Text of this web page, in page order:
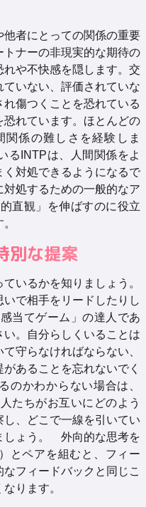
者にとっての関係の重要
ナーの非現実的な期待の
や不快感を隠します。交
いない、評価されていな
傷つくことを恐れている
れています。ほとんどの
関係の難しさを経験しま
るINTPは、人間関係をよ
く対処できるようになるで
処するための一般的なア
直観」を伸ばすのに役立
別な提案
いるかを知りましょう。
で相手をリードしたりし
当てゲーム」の達人であ
。自分らしくいることは
守らなければならない、
あることを忘れないでく
のかわからない場合は、
たちがお互いにどのよう
、どこで一線を引いてい
しょう。 外向的な思考を
とペアを組むと、フィー
なフィードバックと同じこ
ります。